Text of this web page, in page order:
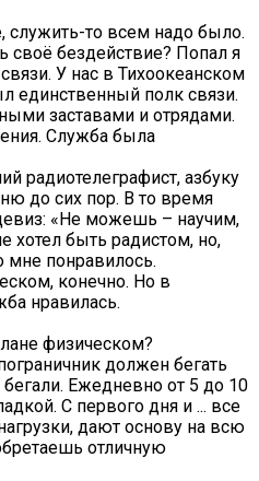
служить-то всем надо было.
своё бездействие? Попал я
У нас в Тихоокеанском
единственный полк связи.
заставами и отрядами.
Служба была
радиотелеграфист, азбуку
до сих пор. В то время
«Не можешь – научим,
хотел быть радистом, но,
мне понравилось.
конечно. Но в
нравилась.
физическом?
должен бегать
Ежедневно от 5 до 10
С первого дня и ... все
дают основу на всю
отличную